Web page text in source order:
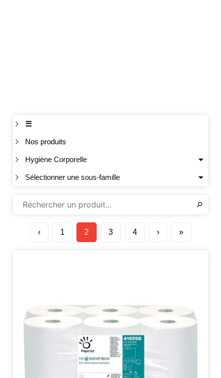
☰
Nos produits
Hygiène Corporelle
Sélectionner une sous-famille
✕
⚲
‹ 1 2 3 4 › »